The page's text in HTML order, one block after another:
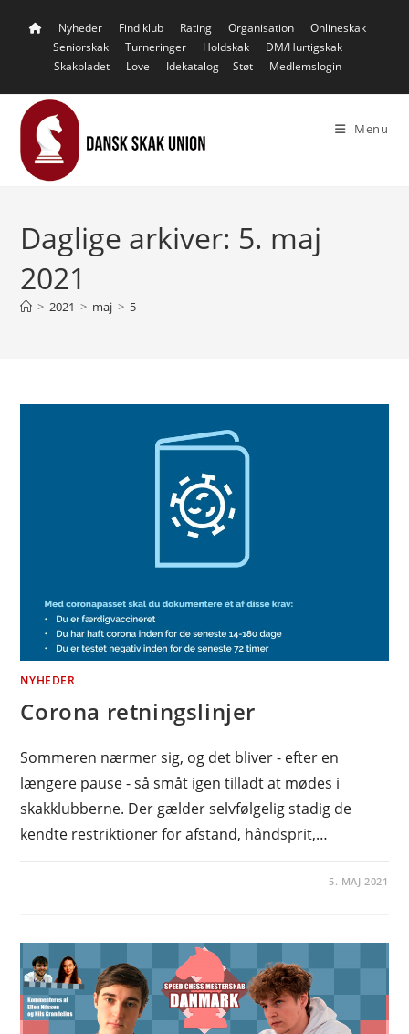
Nyheder Find klub Rating Organisation
Onlineskak
Seniorskak
Turneringer Holdskak
DM/Hurtigskak
Skakbladet
Love Idekatalog Støt Medlemslogin
Menu
Daglige arkiver: 5. maj
2021
> 2021 > maj > 5
NYHEDER
Corona retningslinjer
Sommeren nærmer sig, og det bliver - efter en
længere pause - så småt igen tilladt at mødes i
skakklubberne. Der gælder selvfølgelig stadig de
kendte restriktioner for afstand, håndsprit,…
5. MAJ 2021